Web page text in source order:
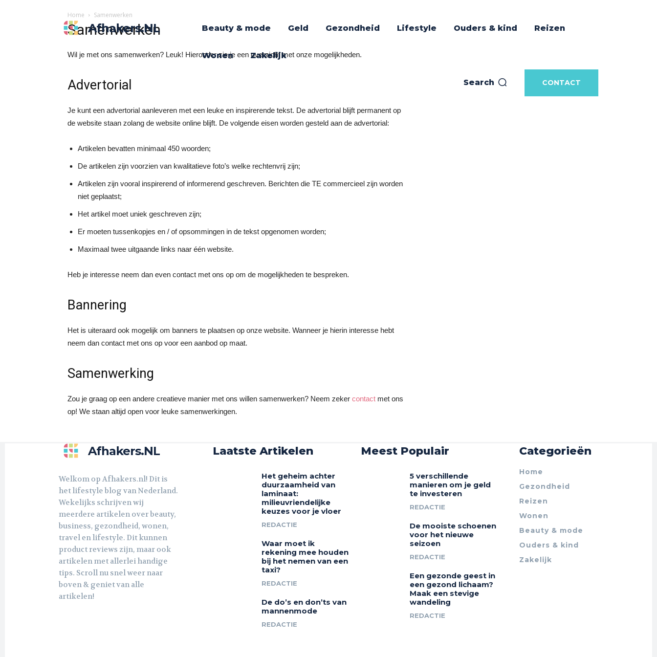
Afhakers.nL Beauty & mode Geld Gezondheid Lifestyle Ouders & kind Reizen
Wonen Zakelijk
Search CONTACT
Home Samenwerken
Samenwerken
Wil je met ons samenwerken? Leuk! Hieronder zie je een overzicht met onze mogelijkheden.
Advertorial
Je kunt een advertorial aanleveren met een leuke en inspirerende tekst. De advertorial blijft permanent op
de website staan zolang de website online blijft. De volgende eisen worden gesteld aan de advertorial:
Artikelen bevatten minimaal 450 woorden;
De artikelen zijn voorzien van kwalitatieve foto’s welke rechtenvrij zijn;
Artikelen zijn vooral inspirerend of informerend geschreven. Berichten die TE commercieel zijn worden
niet geplaatst;
Het artikel moet uniek geschreven zijn;
Er moeten tussenkopjes en / of opsommingen in de tekst opgenomen worden;
Maximaal twee uitgaande links naar één website.
Heb je interesse neem dan even contact met ons op om de mogelijkheden te bespreken.
Bannering
Het is uiteraard ook mogelijk om banners te plaatsen op onze website. Wanneer je hierin interesse hebt
neem dan contact met ons op voor een aanbod op maat.
Samenwerking
Zou je graag op een andere creatieve manier met ons willen samenwerken? Neem zeker contact met ons
op! We staan altijd open voor leuke samenwerkingen.
Afhakers.nL
Welkom op Afhakers.nl! Dit is
het lifestyle blog van Nederland.
Wekelijks schrijven wij
meerdere artikelen over beauty,
business, gezondheid, wonen,
travel en lifestyle. Dit kunnen
product reviews zijn, maar ook
artikelen met allerlei handige
tips. Scroll nu snel weer naar
boven & geniet van alle
artikelen!
Laatste Artikelen
Het geheim achter
duurzaamheid van
laminaat:
milieuvriendelijke
keuzes voor je vloer
REDACTIE
Waar moet ik
rekening mee houden
bij het nemen van een
taxi?
REDACTIE
De do’s en don’ts van
mannenmode
REDACTIE
Meest Populair
5 verschillende
manieren om je geld
te investeren
REDACTIE
De mooiste schoenen
voor het nieuwe
seizoen
REDACTIE
Een gezonde geest in
een gezond lichaam?
Maak een stevige
wandeling
REDACTIE
Categorieën
Home
Gezondheid
Reizen
Wonen
Beauty & mode
Ouders & kind
Zakelijk